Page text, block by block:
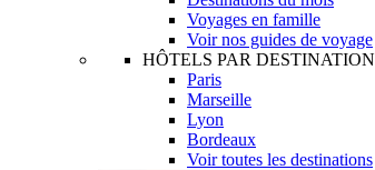
Voyages en famille
Voir nos guides de voyage
HÔTELS PAR DESTINATION
Paris
Marseille
Lyon
Bordeaux
Voir toutes les destinations